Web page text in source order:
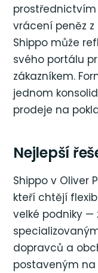
vrácení peněz
Shippo může
svého portálu
zákazníkem.
jednom
prodeje na
Nejlepší
Shippo v Oliver
kteří chtějí
velké podniky —
dopravců a
postaveným na